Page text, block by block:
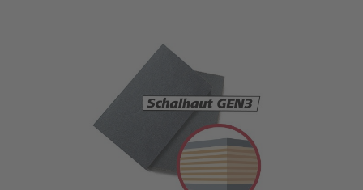
Bildergalerie überspringen